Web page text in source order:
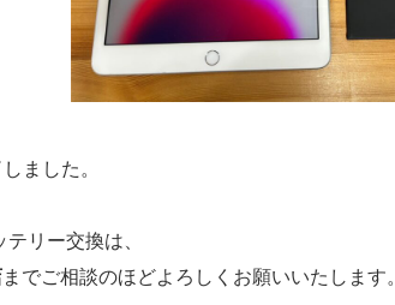
ました。
リー交換は、
までご相談のほどよろしくお願いいたします。